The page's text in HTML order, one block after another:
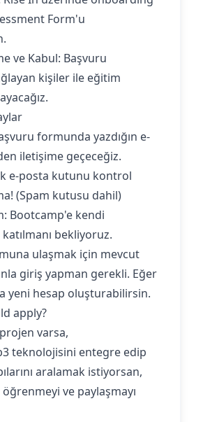
Form'u
ve Kabul: Başvuru
kişiler ile eğitim
formunda yazdığın e-
iletişime geçeceğiz.
e-posta kutunu kontrol
(Spam kutusu dahil)
Bootcamp'e kendi
bekliyoruz.‍
ulaşmak için mevcut
giriş yapman gerekli. Eğer
yeni hesap oluşturabilirsin.
apply?
varsa,
teknolojisini entegre edip
aralamak istiyorsan,
öğrenmeyi ve paylaşmayı